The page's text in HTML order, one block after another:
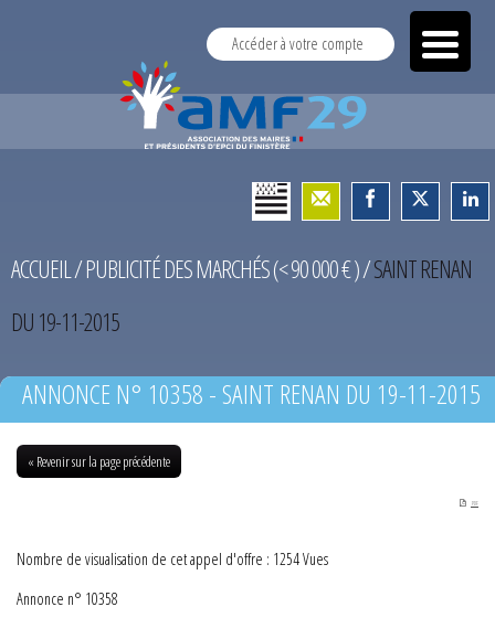
Accéder à votre compte
ACCUEIL/PUBLICITÉ DES MARCHÉS (< 90 000 € )/SAINT RENAN
DU 19-11-2015
ANNONCE N° 10358 - SAINT RENAN DU 19-11-2015
« Revenir sur la page précédente
PDF
Nombre de visualisation de cet appel d'offre : 1254 Vues
Annonce n° 10358